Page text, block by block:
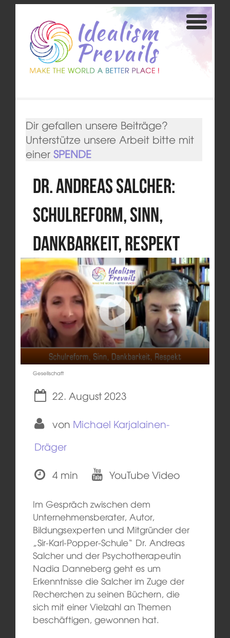
Dir gefallen unsere Beiträge?
Unterstütze unsere Arbeit bitte mit
einer SPENDE
Dr. Andreas Salcher:
Schulreform, Sinn,
Dankbarkeit, Respekt
Gesellschaft
22. August 2023
von Michael Karjalainen-
Dräger
4 min
YouTube Video
Im Gespräch zwischen dem
Unternehmensberater, Autor,
Bildungsexperten und Mitgründer der
„Sir-Karl-Popper-Schule“ Dr. Andreas
Salcher und der Psychotherapeutin
Nadia Danneberg geht es um
Erkenntnisse die Salcher im Zuge der
Recherchen zu seinen Büchern, die
sich mit einer Vielzahl an Themen
beschäftigen, gewonnen hat.